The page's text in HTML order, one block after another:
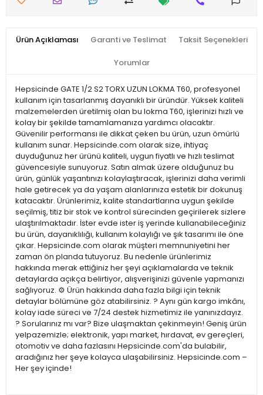
Ürün Açıklaması Garanti ve Teslimat Taksit Seçenekleri
Yorumlar
Hepsicinde GATE 1/2 S2 TORX UZUN LOKMA T60, profesyonel
kullanım için tasarlanmış dayanıklı bir üründür. Yüksek kaliteli
malzemelerden üretilmiş olan bu lokma T60, işlerinizi hızlı ve
kolay bir şekilde tamamlamanıza yardımcı olacaktır.
Güvenilir performansı ile dikkat çeken bu ürün, uzun ömürlü
kullanım sunar. Hepsicinde.com olarak size, ihtiyaç
duyduğunuz her ürünü kaliteli, uygun fiyatlı ve hızlı teslimat
güvencesiyle sunuyoruz. Satın almak üzere olduğunuz bu
ürün, günlük yaşantınızı kolaylaştıracak, işlerinizi daha verimli
hale getirecek ya da yaşam alanlarınıza estetik bir dokunuş
katacaktır. Ürünlerimiz, kalite standartlarına uygun şekilde
seçilmiş, titiz bir stok ve kontrol sürecinden geçirilerek sizlere
ulaştırılmaktadır. İster evde ister iş yerinde kullanabileceğiniz
bu ürün, dayanıklılığı, kullanım kolaylığı ve şık tasarımı ile öne
çıkar. Hepsicinde.com olarak müşteri memnuniyetini her
zaman ön planda tutuyoruz. Bu nedenle ürünlerimiz
hakkında merak ettiğiniz her şeyi açıklamalarda ve teknik
detaylarda açıkça belirtiyor, alışverişinizi güvenle yapmanızı
sağlıyoruz. ⚙️ Ürün hakkında daha fazla bilgi için teknik
detaylar bölümüne göz atabilirsiniz. ? Aynı gün kargo imkânı,
kolay iade süreci ve 7/24 destek hizmetimiz ile yanınızdayız.
? Sorularınız mı var? Bize ulaşmaktan çekinmeyin! Geniş ürün
yelpazemizle; elektronik, yapı market, hırdavat, ev gereçleri,
otomotiv ve daha fazlasını Hepsicinde.com'da bulabilir,
aradığınız her şeye kolayca ulaşabilirsiniz. Hepsicinde.com –
Her şey içinde!